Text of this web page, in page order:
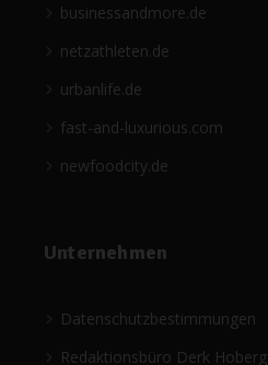
businessandmore.de
netzathleten.de
urbanlife.de
fast-and-luxurious.com
newfoodcity.de
Unternehmen
Datenschutzbestimmungen
Redaktionsbüro Derk Hoberg